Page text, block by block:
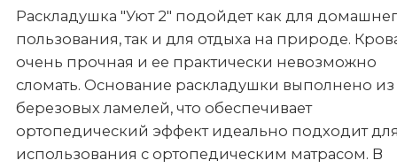
Раскладушка "Уют 2" подойдет как для
пользования, так и для отдыха на природе.
очень прочная и ее практически невозможно
сломать. Основание раскладушки выполнено из
березовых ламелей, что обеспечивает
ортопедический эффект идеально подходит
использования с ортопедическим матрасом. В